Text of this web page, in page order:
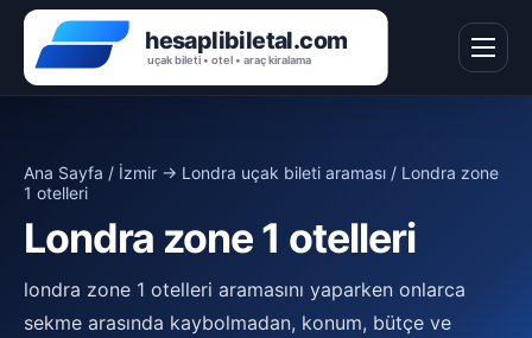
Ana Sayfa / İzmir → Londra uçak bileti araması / Londra zone
1 otelleri
Londra zone 1 otelleri
londra zone 1 otelleri aramasını yaparken onlarca
sekme arasında kaybolmadan, konum, bütçe ve